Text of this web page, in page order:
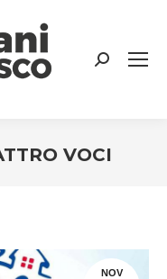
Search:
VOCI
NOV